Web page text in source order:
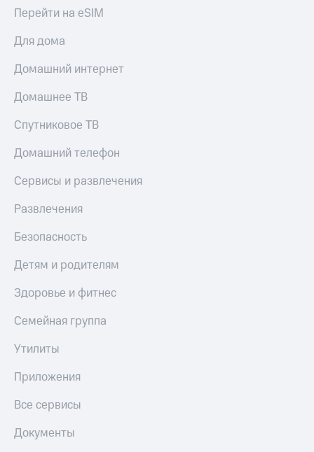
Перейти на eSIM
Для дома
Домашний интернет
Домашнее ТВ
Спутниковое ТВ
Домашний телефон
Сервисы и развлечения
Развлечения
Безопасность
Детям и родителям
Здоровье и фитнес
Семейная группа
Утилиты
Приложения
Все сервисы
Документы